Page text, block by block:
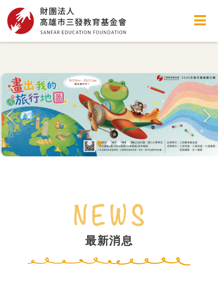
高雄市三發教育基金會
最新消息